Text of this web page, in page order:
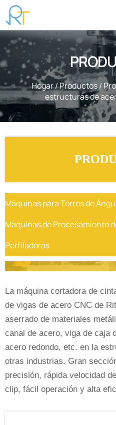
Hogar/Productos/
estructuras de
Máquinas para Torres de
Máquinas de Procesamiento
Perfiladoras
La máquina cortadora de
de vigas de acero CNC de
aserrado de materiales
canal de acero, viga de caja
acero redondo, etc. en la
otras industrias. Gran
precisión, rápida velocidad
clip, fácil operación y alta